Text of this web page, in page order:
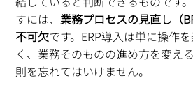
すには、 業務プロセスの見直し（
不可欠です。ERP導入は単に操作
く、業務そのものの進め方を変え
則を忘れてはいけません。